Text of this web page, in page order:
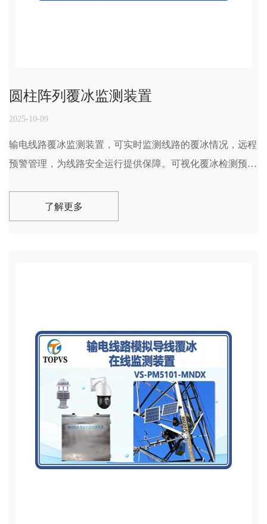
圆柱阵列覆冰监测装置
2025-10-09
输电线路覆冰监测装置，可实时监测线路的覆冰情况，远程
预警管理，为线路安全运行提供保障。可视化覆冰检测预
了解更多